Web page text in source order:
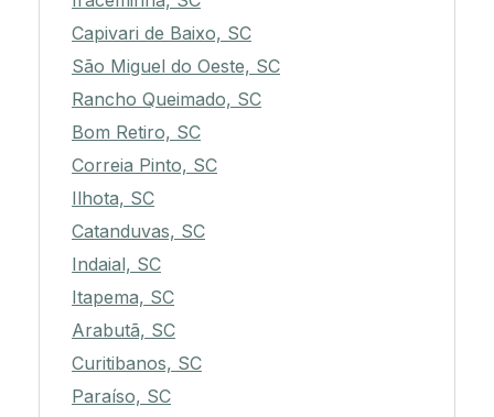
Capivari de Baixo, SC
São Miguel do Oeste, SC
Rancho Queimado, SC
Bom Retiro, SC
Correia Pinto, SC
Ilhota, SC
Catanduvas, SC
Indaial, SC
Itapema, SC
Arabutã, SC
Curitibanos, SC
Paraíso, SC